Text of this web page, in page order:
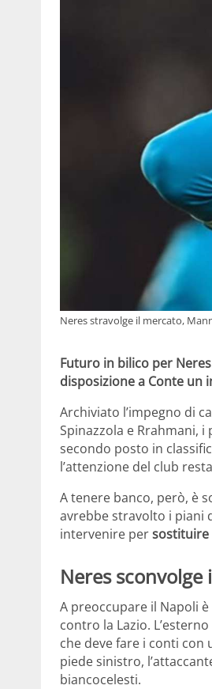
Neres stravolge il mercato,
Futuro in bilico per
disposizione a Conte un
Archiviato l’impegno di
Spinazzola e Rrahmani,
secondo posto in
l’attenzione del club
A tenere banco, però, è
avrebbe stravolto i piani
intervenire persostituire
Neres
A preoccupare il Napoli
contro la Lazio.
che deve fare i conti
piede sinistro,
biancocelesti.